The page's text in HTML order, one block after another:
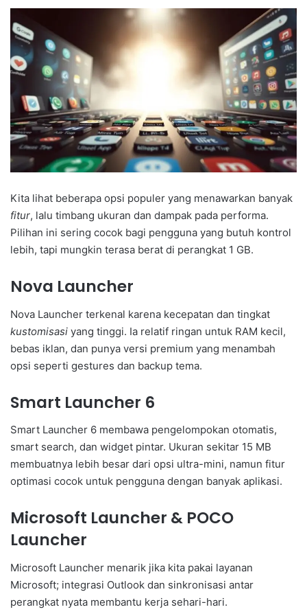
Kita lihat beberapa opsi populer yang menawarkan banyak
fitur, lalu timbang ukuran dan dampak pada performa.
Pilihan ini sering cocok bagi pengguna yang butuh kontrol
lebih, tapi mungkin terasa berat di perangkat 1 GB.
Nova Launcher
Nova Launcher terkenal karena kecepatan dan tingkat
kustomisasi yang tinggi. Ia relatif ringan untuk RAM kecil,
bebas iklan, dan punya versi premium yang menambah
opsi seperti gestures dan backup tema.
Smart Launcher 6
Smart Launcher 6 membawa pengelompokan otomatis,
smart search, dan widget pintar. Ukuran sekitar 15 MB
membuatnya lebih besar dari opsi ultra-mini, namun fitur
optimasi cocok untuk pengguna dengan banyak aplikasi.
Microsoft Launcher & POCO
Launcher
Microsoft Launcher menarik jika kita pakai layanan
Microsoft; integrasi Outlook dan sinkronisasi antar
perangkat nyata membantu kerja sehari-hari.